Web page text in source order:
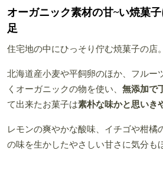
オーガニック素材の甘~い焼菓
足
住宅地の中にひっそり佇む焼菓子の店。
北海道産小麦や平飼卵のほか、フルー
くオーガニックの物を使い、 無添加で
て出来たお菓子は素朴な味かと思いき
レモンの爽やかな酸味、イチゴや柑橘
の味を生かしたやさしい甘さに気分も